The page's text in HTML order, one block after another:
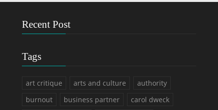
Recent Post
Tags
art critique arts and culture
authority
burnout
business partner
carol dweck